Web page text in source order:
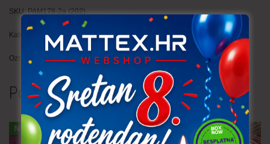
SKU: PAM178-2a (202)
Kategorija:Restlovi
Oznaka: pamuk
Povezani proizvodi
NOVO!